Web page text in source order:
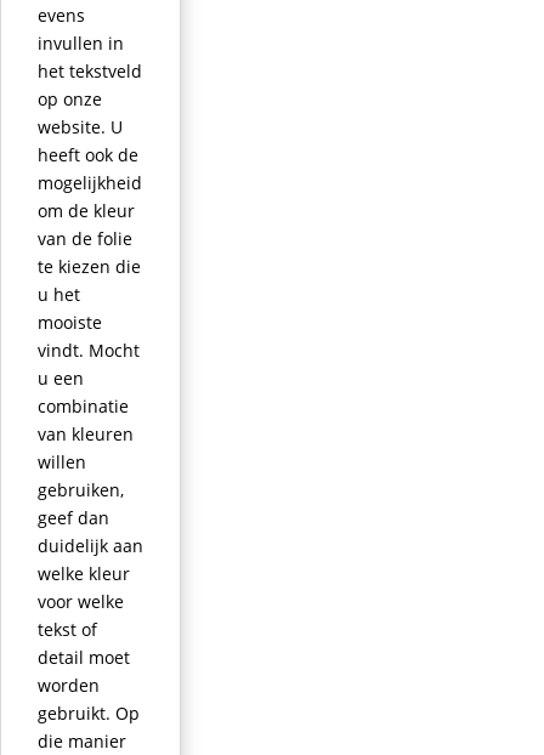
evens
invullen in
het tekstveld
op onze
website. U
heeft ook de
mogelijkheid
om de kleur
van de folie
te kiezen die
u het
mooiste
vindt. Mocht
u een
combinatie
van kleuren
willen
gebruiken,
geef dan
duidelijk aan
welke kleur
voor welke
tekst of
detail moet
worden
gebruikt. Op
die manier